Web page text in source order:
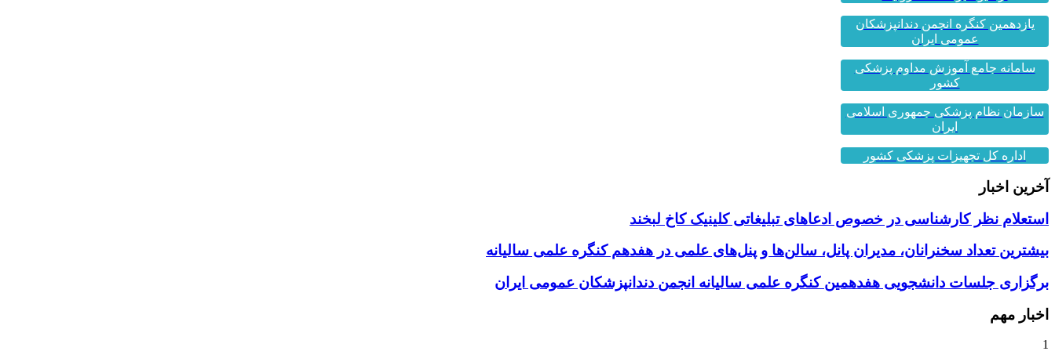
یازدهمین کنگره انجمن دندانپزشکان
عمومی ایران
سامانه جامع آموزش مداوم پزشکی
کشور
سازمان نظام پزشکی جمهوری اسلامی
ایران
اداره کل تجهیزات پزشکی کشور
آخرین اخبار
استعلام نظر کارشناسی در خصوص ادعاهای تبلیغاتی کلینیک کاخ لبخند
بیشترین تعداد سخنرانان، مدیران پانل، سالن‌ها و پنل‌های علمی در هفدهم کنگره علمی سالیانه
برگزاری جلسات دانشجویی هفدهمین کنگره علمی سالیانه انجمن دندانپزشکان عمومی ایران
اخبار مهم
1